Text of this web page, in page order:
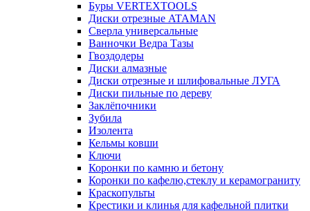
Буры VERTEXTOOLS
Диски отрезные ATAMAN
Сверла универсальные
Ванночки Ведра Тазы
Гвоздодеры
Диски алмазные
Диски отрезные и шлифовальные ЛУГА
Диски пильные по дереву
Заклёпочники
Зубила
Изолента
Кельмы ковши
Ключи
Коронки по камню и бетону
Коронки по кафелю,стеклу и керамограниту
Краскопульты
Крестики и клинья для кафельной плитки